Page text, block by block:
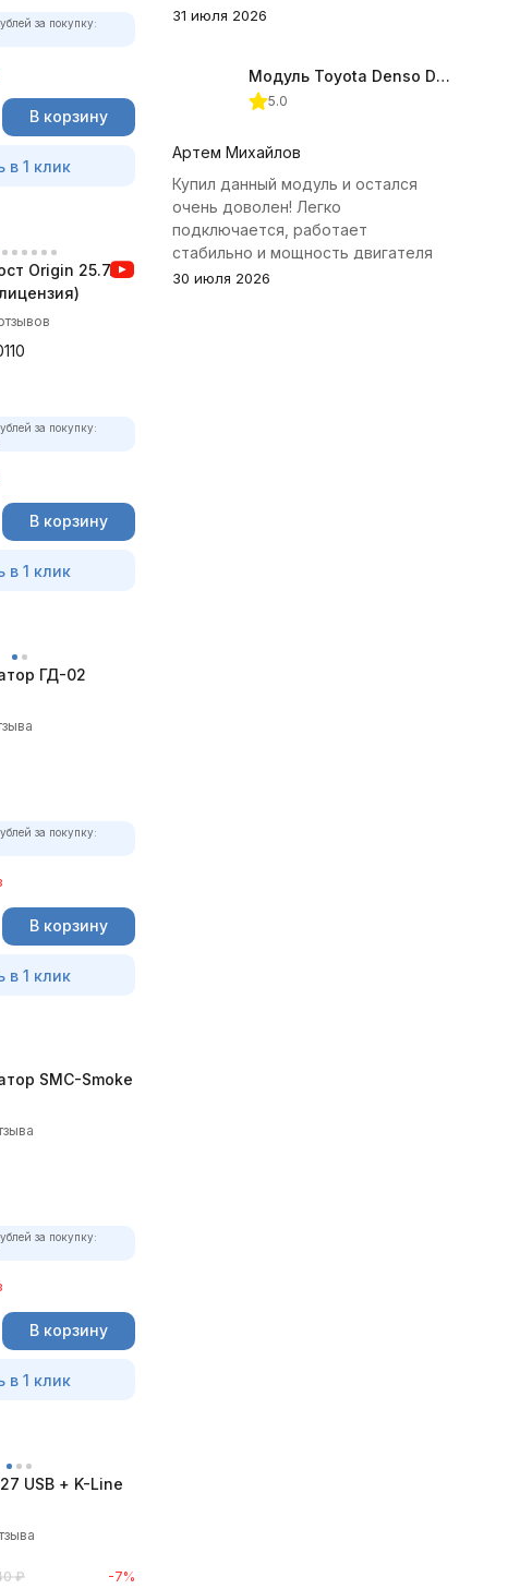
за покупку:
В корзину
в 1 клик
Origin 25.7.0
за покупку:
В корзину
в 1 клик
ГД-02
за покупку:
В корзину
в 1 клик
SMC-Smoke
за покупку:
В корзину
в 1 клик
USB + K-Line
₽ -7%
удалось избежать лишних хлопот с
31 июля 2026
Модуль Toyota Denso Diesel 2.8D для ChipTuningPRO
5.0
Артем Михайлов
Купил данный модуль и остался
очень доволен! Легко
подключается, работает
стабильно и мощность двигателя
заметно увеличилась. Рекомендую
30 июля 2026